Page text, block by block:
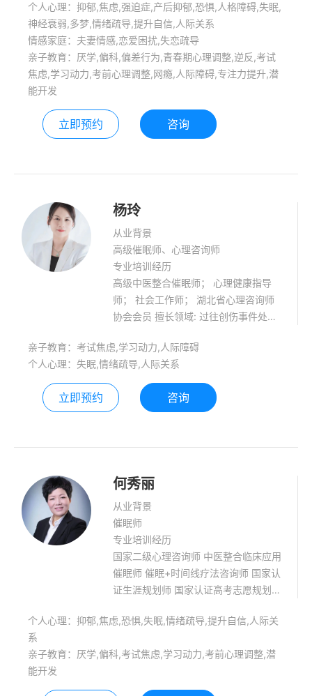
命状态和社会功能之间的关系。
个人心理：抑郁,焦虑,强迫症,产后抑郁,恐惧,人格障碍,失眠,
神经衰弱,多梦,情绪疏导,提升自信,人际关系
情感家庭：夫妻情感,恋爱困扰,失恋疏导
亲子教育：厌学,偏科,偏差行为,青春期心理调整,逆反,考试
焦虑,学习动力,考前心理调整,网瘾,人际障碍,专注力提升,潜
能开发
立即预约 咨询
杨玲
从业背景
高级催眠师、心理咨询师
专业培训经历
高级中医整合催眠师； 心理健康指导
师； 社会工作师； 湖北省心理咨询师
协会会员 擅长领域: 过往创伤事件处
辅导，学习压力处理、学习能力提升，
正念引导、冥想带领。
亲子教育：考试焦虑,学习动力,人际障碍
个人心理：失眠,情绪疏导,人际关系
立即预约 咨询
何秀丽
从业背景
催眠师
专业培训经历
国家二级心理咨询师 中医整合临床应用
催眠师 催眠+时间线疗法咨询师 国家认
证生涯规划师 国家认证高考志愿规划师
虑、恐惧、强迫等情绪处理；失眠、压
障碍（偏科、厌学、内动力不足）、考
个人心理：抑郁,焦虑,恐惧,失眠,情绪疏导,提升自信,人际关
系
亲子教育：厌学,偏科,考试焦虑,学习动力,考前心理调整,潜
能开发